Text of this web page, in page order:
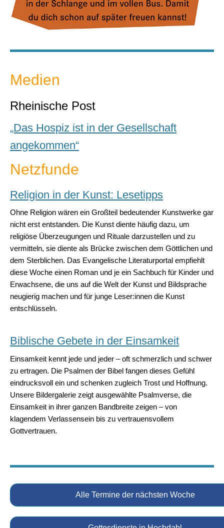
Medien
Rheinische Post
„Das Hospiz ist in der Gesellschaft
angekommen“
Netzfunde
Religion in der Kunst: Lesetipps
Ohne Religion wären ein Großteil bedeutender Kunstwerke gar
nicht erst entstanden. Die Kunst diente häufig dazu, um
religiöse Überzeugungen und Rituale darzustellen und zu
vermitteln, sie diente als Brücke zwischen dem Göttlichen und
dem Sterblichen. Das Evangelische Literaturportal empfiehlt
diese Woche einen Roman und je ein Sachbuch für Kinder und
Erwachsene, die uns auf die Welt der Kunst und Bildsprache
neugierig machen und für junge Leser:innen die Kunst
entschlüsseln.
Biblische Gebete in der Einsamkeit
Einsamkeit kennt jede und jeder – oft schmerzlich und schwer
zu ertragen. Die Psalmen der Bibel fangen dieses Gefühl
eindrucksvoll ein und schenken zugleich Trost und Hoffnung.
Unsere Bildergalerie zeigt ausgewählte Psalmverse, die
Einsamkeit in ihrer ganzen Bandbreite zeigen – von
klagendem Verlassensein bis zu vertrauensvollem
Gottvertrauen.
Alle Termine der nächsten Woche